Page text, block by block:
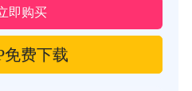
即购买
免费下载